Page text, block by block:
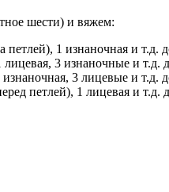
шести) и вяжем:
1 изнаночная и т.д.
3 изнаночные и т.д.
3 лицевые и т.д.
петлей), 1 лицевая и т.д.